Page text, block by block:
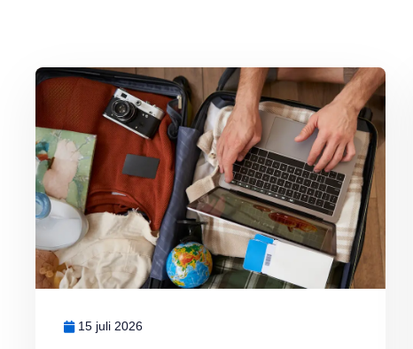
15 juli 2026
Lees meer over Privacy op vakantie: waar moet je op letten?